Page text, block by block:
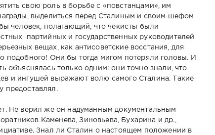
свою роль в борьбе с «повстанцами», им
выделиться перед Сталиным и своим шефом
человек, полагающий, что чекисты были
партийных и государственных руководителей
вещах, как антисоветские восстания, для
подобного! Они бы тогда мигом потеряли головы. И
объяснялась только одним: они точно знали, что
и ингушей выражают волю самого Сталина. Такие
предоставлял.
Не верил же он надуманным документальным
Каменева, Зиновьева, Бухарина и др.,
Знал ли Сталин о настоящем положении в
Абрек Зелимхан
Председатель
Архив. 1992 г.